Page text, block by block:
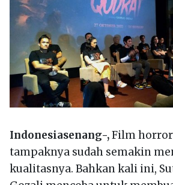
Indonesiasenang-,Film
tampaknya sudah semakin
kualitasnya. Bahkan kali ini,